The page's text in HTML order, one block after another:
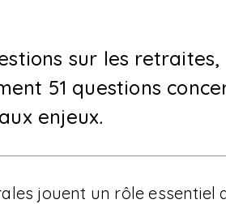
sur les
51 questions
enjeux.
jouent un rôle essentiel